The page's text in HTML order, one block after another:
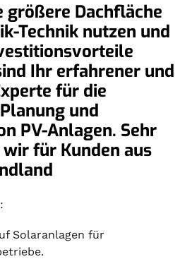
größere Dachfläche
Technik nutzen und
Ihr erfahrener und
für die
und
PV-Anlagen. Sehr
für Kunden aus
Solaranlagen für